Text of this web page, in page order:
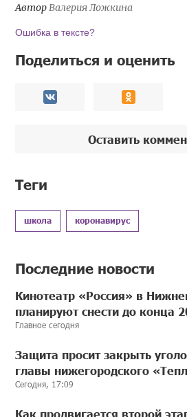
АвторВалерия Ложкина
Ошибка в тексте?
Поделиться и оценить
Оставить
Теги
школа коронавирус
Последние новости
Кинотеатр «Россия» в
планируют снести до конца
Главное сегодня
Защита просит закрыть
главы нижегородского
Сегодня, 17:09
Как продвигается второй